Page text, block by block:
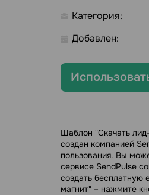
Категория:
Добавлен:
Шаблон "Скачать
создан компанией
пользования. Вы
сервисе SendPulse
создать бесплатную
магнит" – нажмите